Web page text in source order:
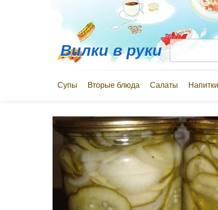
Вилки в руки
Супы Вторые блюда Салаты Напитки